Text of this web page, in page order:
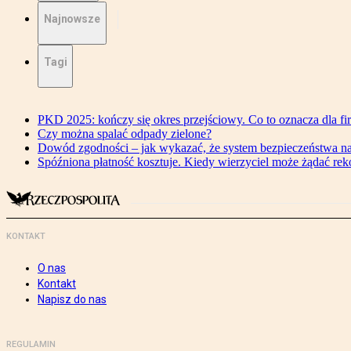
Najnowsze
Tagi
PKD 2025: kończy się okres przejściowy. Co to oznacza dla
Czy można spalać odpady zielone?
Dowód zgodności – jak wykazać, że system bezpieczeństwa
Spóźniona płatność kosztuje. Kiedy wierzyciel może żądać
KONTAKT
O nas
Kontakt
Napisz do nas
REGULAMIN